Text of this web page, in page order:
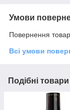
Умови
Повернення
Всі умови
Подібні